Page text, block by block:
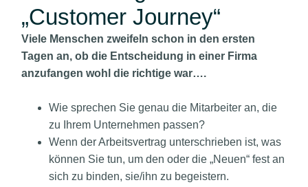
„Customer Journey“
Viele Menschen zweifeln schon in den ersten
Tagen an, ob die Entscheidung in einer Firma
anzufangen wohl die richtige war….
Wie sprechen Sie genau die Mitarbeiter an, die
zu Ihrem Unternehmen passen?
Wenn der Arbeitsvertrag unterschrieben ist, was
können Sie tun, um den oder die „Neuen“ fest an
sich zu binden, sie/ihn zu begeistern.